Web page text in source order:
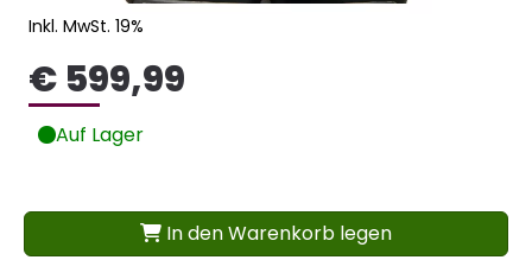
Inkl. MwSt. 19%
€ 599,99
Auf Lager
In den Warenkorb legen